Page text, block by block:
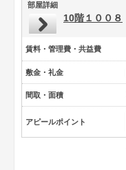
部屋詳細
10階１００８
賃料・管理費・共益費
敷金・礼金
間取・面積
アピールポイント